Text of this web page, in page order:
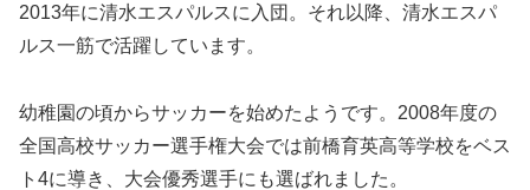
2013年に清水エスパルスに入団。それ以降、清水エスパ
ルス一筋で活躍しています。
幼稚園の頃からサッカーを始めたようです。2008年度の
全国高校サッカー選手権大会では前橋育英高等学校をベス
ト4に導き、大会優秀選手にも選ばれました。